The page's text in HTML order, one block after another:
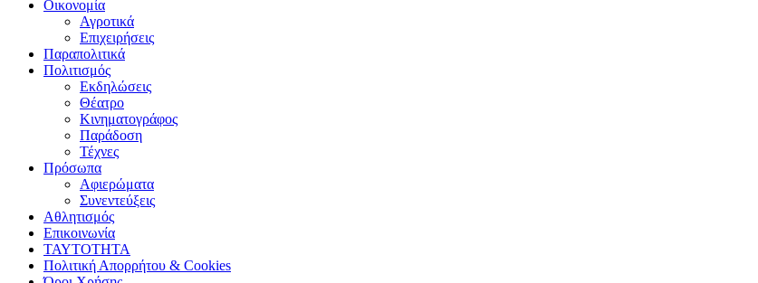
Οικονομία
Αγροτικά
Επιχειρήσεις
Παραπολιτικά
Πολιτισμός
Εκδηλώσεις
Θέατρο
Κινηματογράφος
Παράδοση
Τέχνες
Πρόσωπα
Αφιερώματα
Συνεντεύξεις
Αθλητισμός
Επικοινωνία
ΤΑΥΤΟΤΗΤΑ
Πολιτική Απορρήτου & Cookies